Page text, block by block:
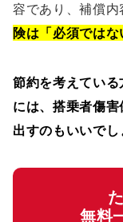
容であり、補償内
険は「必須ではな
節約を考えてい
には、搭乗者傷
出すのもいいでし
無料